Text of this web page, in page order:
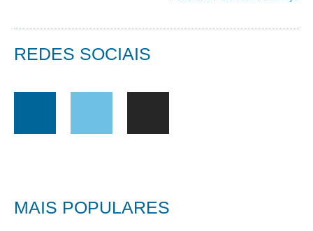
REDES SOCIAIS
MAIS POPULARES